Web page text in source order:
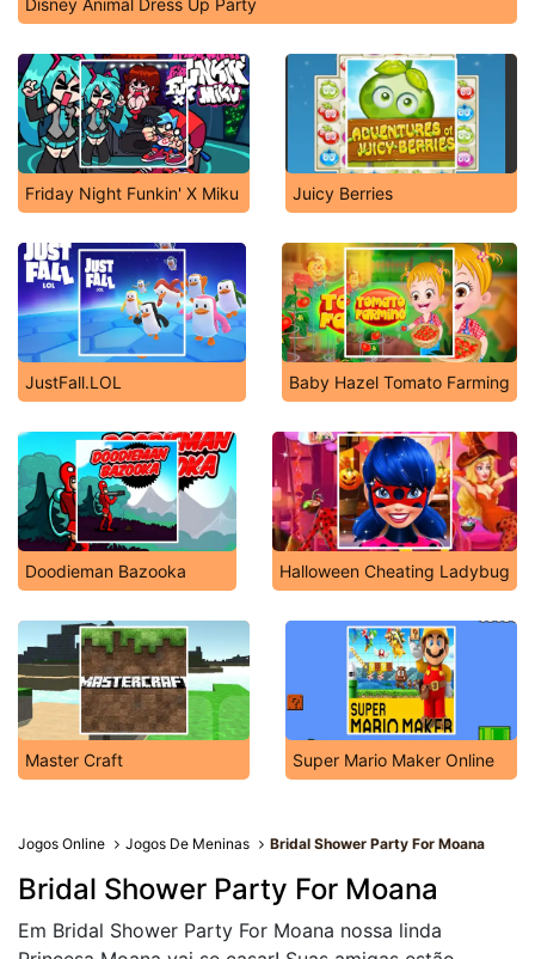
Disney Animal Dress Up Party
Friday Night Funkin' X Miku Juicy Berries
JustFall.LOL Baby Hazel Tomato Farming
Doodieman Bazooka Halloween Cheating Ladybug
Master Craft Super Mario Maker Online
Jogos Online Jogos De Meninas Bridal Shower Party For Moana
Bridal Shower Party For Moana
Em Bridal Shower Party For Moana nossa linda